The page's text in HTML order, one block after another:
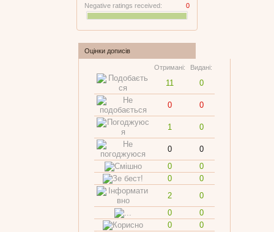
Negative ratings received:
0
Оцінки дописів
Отримані: Видані:
11 0
0 0
1 0
0
0
0
0
0
0
2
0
0
0
0
0